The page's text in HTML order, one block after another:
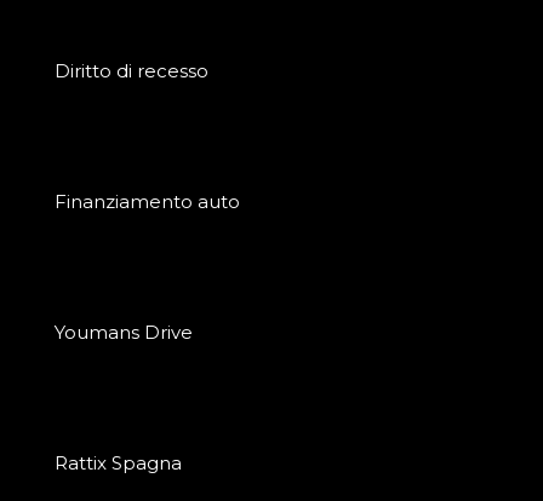
Diritto di recesso
Finanziamento auto
Youmans Drive
Rattix Spagna